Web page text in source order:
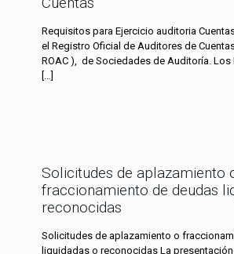
Requisitos para Ejercicio auditoria
el Registro Oficial de Auditores de
ROAC ), de Sociedades de Auditoría. Los
Solicitudes de aplazamiento
fraccionamiento de deudas
reconocidas
Solicitudes de aplazamiento o
liquidadas o reconocidas La